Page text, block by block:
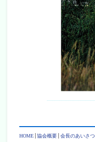
HOME 協会概要 会長のあいさつ